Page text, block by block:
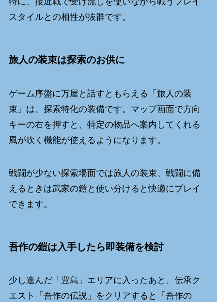
スタイルとの相性が抜群です。
旅人の装束は探索のお供に
ゲーム序盤に万屋と話すともらえる「旅人の装
束」は、探索特化の装備です。マップ画面で方向
キーの右を押すと、特定の物品へ案内してくれる
風が吹く機能が使えるようになります。
戦闘が少ない探索場面では旅人の装束、戦闘に備
えるときは武家の鎧と使い分けると快適にプレイ
できます。
吾作の鎧は入手したら即装備を検討
少し進んだ「豊島」エリアに入ったあと、伝承ク
エスト「吾作の伝説」をクリアすると「吾作の